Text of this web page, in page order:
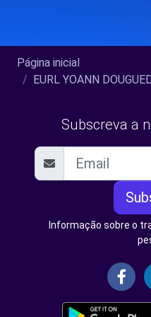
Página inicial
EURL YOANN
Subscreva a
Informação sobre o